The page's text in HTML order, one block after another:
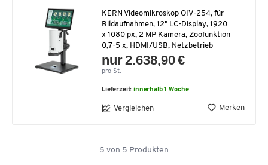
KERN Videomikroskop OIV-254, für
Bildaufnahmen, 12" LC-Display, 1920
x 1080 px, 2 MP Kamera, Zoofunktion
0,7-5 x, HDMI/USB, Netzbetrieb
nur 2.638,90 €
pro St.
Lieferzeit:innerhalb 1 Woche
Vergleichen Merken
5 von 5 Produkten